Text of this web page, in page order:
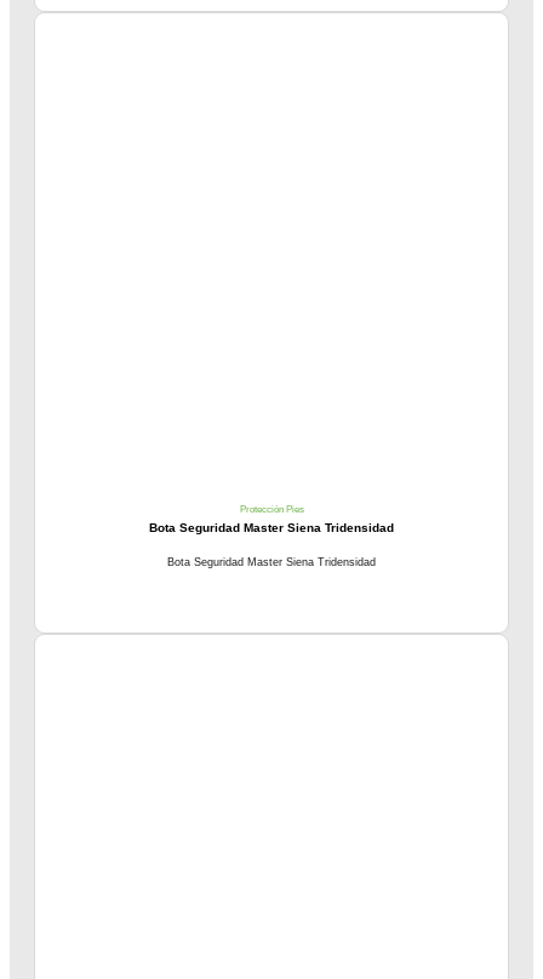
Protección Pies
Bota Seguridad Master Siena Tridensidad
Bota Seguridad Master Siena Tridensidad